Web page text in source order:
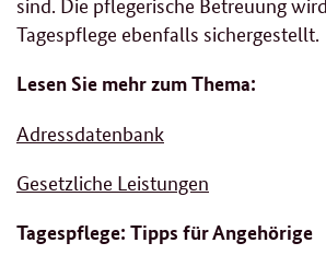
Tagespflege ebenfalls sichergestellt.
Lesen Sie mehr zum Thema:
Adressdatenbank
Gesetzliche Leistungen
Tagespflege: Tipps für Angehörige